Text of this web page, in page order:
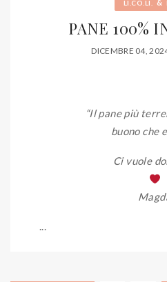
LI.CO.LI. &
PANE 100%
DICEMBRE 04,
“Il pane più
buono che
Ci vuole
...